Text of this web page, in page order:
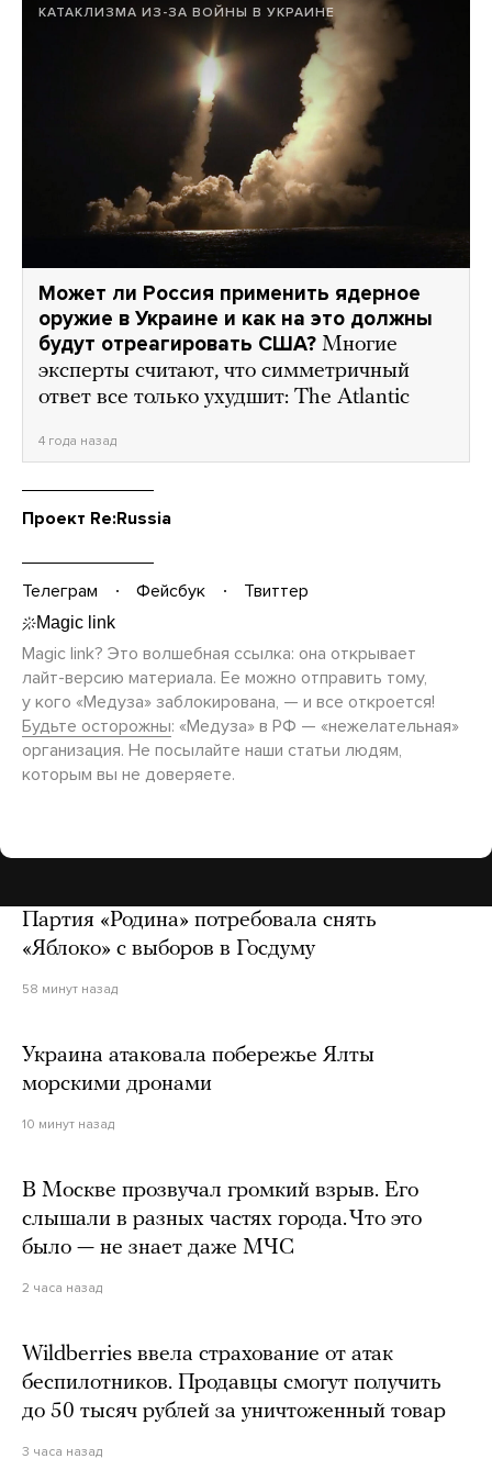
КАТАКЛИЗМА ИЗ-ЗА ВОЙНЫ В УКРАИНЕ
Может ли Россия применить ядерное
оружие в Украине и как на это должны
будут отреагировать США? Многие
эксперты считают, что симметричный
ответ все только ухудшит: The Atlantic
4 года назад
Проект Re:Russia
Телеграм Фейсбук Твиттер
Magic link? Это волшебная ссылка: она открывает
лайт-версию материала. Ее можно отправить тому,
у кого «Медуза» заблокирована, — и все откроется!
Будьте осторожны: «Медуза» в РФ — «нежелательная»
организация. Не посылайте наши статьи людям,
которым вы не доверяете.
Партия «Родина» потребовала снять
«Яблоко» с выборов в Госдуму
58 минут назад
Украина атаковала побережье Ялты
морскими дронами
10 минут назад
В Москве прозвучал громкий взрыв. Его
слышали в разных частях города. Что это
было — не знает даже МЧС
2 часа назад
Wildberries ввела страхование от атак
беспилотников. Продавцы смогут получить
до 50 тысяч рублей за уничтоженный товар
3 часа назад